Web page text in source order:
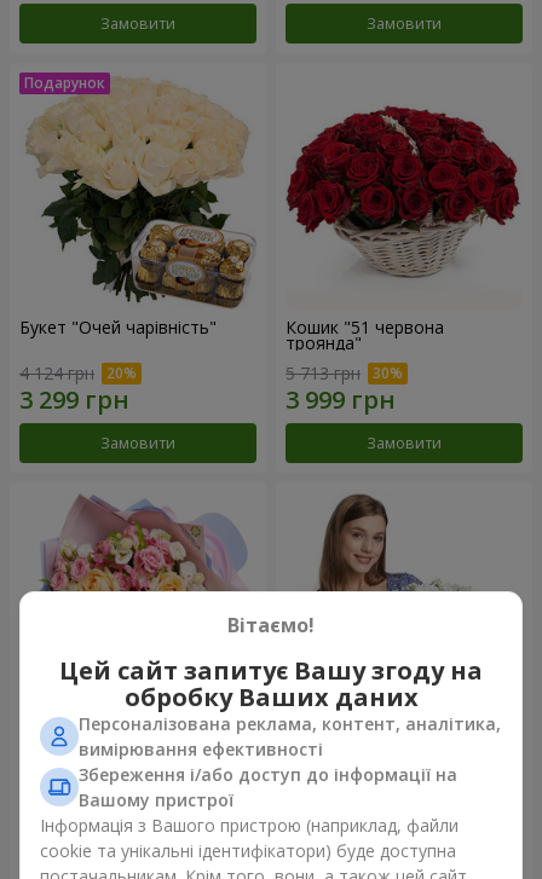
Замовити Замовити
Букет "Очей чарівність"
4 124 грн
Замовити
Кошик "51 червона
троянда"
5 713 грн
Замовити
Букет "Казка мого життя"
2 443 грн
Замовити
Кошик "Янголятко"
Замовити
Вітаємо!
Цей сайт запитує Вашу згоду на
обробку Ваших даних
Персоналізована реклама, контент, аналітика,
вимірювання ефективності
Збереження і/або доступ до інформації на
Вашому пристрої
Інформація з Вашого пристрою (наприклад, файли
cookie та унікальні ідентифікатори) буде доступна